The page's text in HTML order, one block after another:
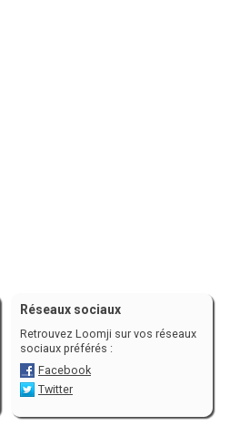
Réseaux sociaux
Retrouvez Loomji sur vos réseaux
sociaux préférés :
Facebook
Twitter